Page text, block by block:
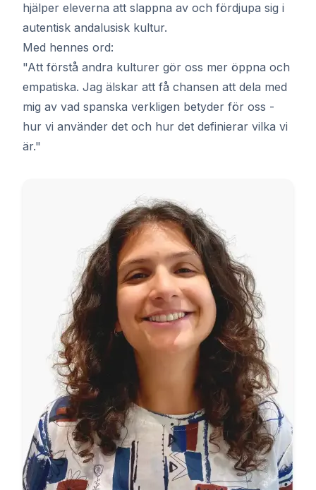
hjälper eleverna att slappna av och fördjupa sig i
autentisk andalusisk kultur.
Med hennes ord:
"Att förstå andra kulturer gör oss mer öppna och
empatiska. Jag älskar att få chansen att dela med
mig av vad spanska verkligen betyder för oss -
hur vi använder det och hur det definierar vilka vi
är."